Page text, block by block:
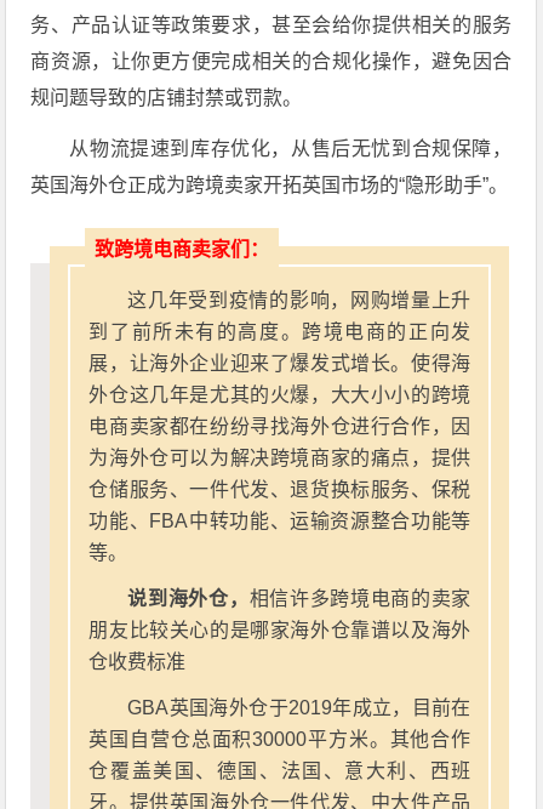
务、产品认证等政策要求，甚至会给你提供相关的服务
商资源，让你更方便完成相关的合规化操作，避免因合
规问题导致的店铺封禁或罚款。
从物流提速到库存优化，从售后无忧到合规保障，
英国海外仓正成为跨境卖家开拓英国市场的“隐形助手”。
致跨境电商卖家们：
这几年受到疫情的影响，网购增量上升
到了前所未有的高度。跨境电商的正向发
展，让海外企业迎来了爆发式增长。使得海
外仓这几年是尤其的火爆，大大小小的跨境
电商卖家都在纷纷寻找海外仓进行合作，因
为海外仓可以为解决跨境商家的痛点，提供
仓储服务、一件代发、退货换标服务、保税
功能、FBA中转功能、运输资源整合功能等
等。
说到海外仓， 相信许多跨境电商的卖家
朋友比较关心的是哪家海外仓靠谱以及海外
仓收费标准
GBA英国海外仓于2019年成立，目前在
英国自营仓总面积30000平方米。其他合作
仓覆盖美国、德国、法国、意大利、西班
牙。提供英国海外仓一件代发、中大件产品